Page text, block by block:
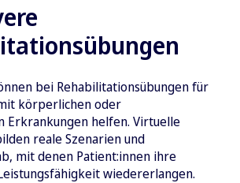
bei Rehabilitationsübungen für
körperlichen oder
Erkrankungen helfen. Virtuelle
reale Szenarien und
mit denen Patient:innen ihre
wiedererlangen.